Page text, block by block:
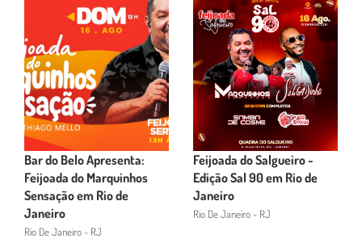
Bar do Belo Apresenta:
Feijoada do Marquinhos
Sensação em Rio de
Janeiro
Rio De Janeiro - RJ
Feijoada do Salgueiro -
Edição Sal 90 em Rio de
Janeiro
Rio De Janeiro - RJ